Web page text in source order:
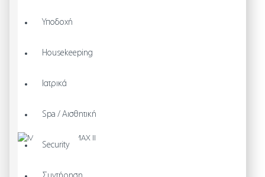
Υποδοχή
Housekeeping
Ιατρικά
Spa / Αισθητική
Security